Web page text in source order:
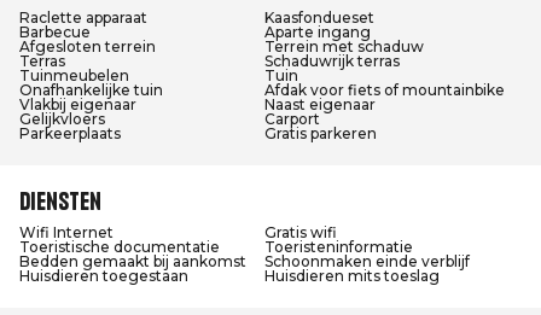
Raclette apparaat
Kaasfondueset
Barbecue
Aparte ingang
Afgesloten terrein
Terrein met schaduw
Terras
Schaduwrijk terras
Tuinmeubelen
Tuin
Onafhankelijke tuin
Afdak voor fiets of mountainbike
Vlakbij eigenaar
Naast eigenaar
Gelijkvloers
Carport
Parkeerplaats
Gratis parkeren
Diensten
Wifi Internet
Gratis wifi
Toeristische documentatie
Toeristeninformatie
Bedden gemaakt bij aankomst
Schoonmaken einde verblijf
Huisdieren toegestaan
Huisdieren mits toeslag